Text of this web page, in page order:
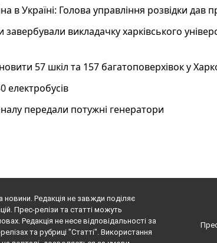
в Україні: Голова управління розвідки дав
завербували викладачку харківського
57 шкіл та 157 багатоповерхівок у
електробусів
передали потужні генератори
Редакція не завжди поділяє
Прес-релізи та статті можуть
Редакція не несе відповідальності за
та рубриці "Статті". Використання